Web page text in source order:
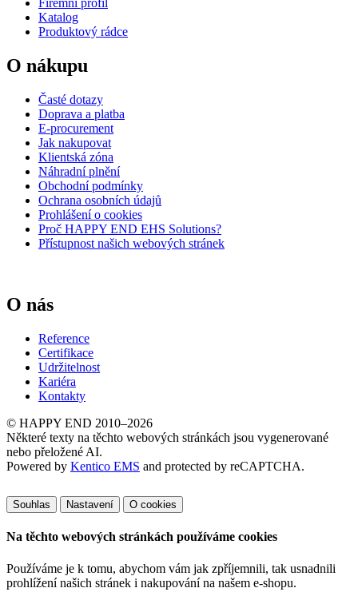
Firemní profil
Katalog
Produktový rádce
O nákupu
Časté dotazy
Doprava a platba
E-procurement
Jak nakupovat
Klientská zóna
Náhradní plnění
Obchodní podmínky
Ochrana osobních údajů
Prohlášení o cookies
Proč HAPPY END EHS Solutions?
Přístupnost našich webových stránek
O nás
Reference
Certifikace
Udržitelnost
Kariéra
Kontakty
© HAPPY END 2010–2026
Některé texty na těchto webových stránkách jsou vygenerované
nebo přeložené AI.
Powered by Kentico EMS and protected by reCAPTCHA.
Souhlas Nastavení O cookies
Na těchto webových stránkách používáme cookies
Používáme je k tomu, abychom vám jak zpříjemnili, tak usnadnili
prohlížení našich stránek i nakupování na našem e-shopu.